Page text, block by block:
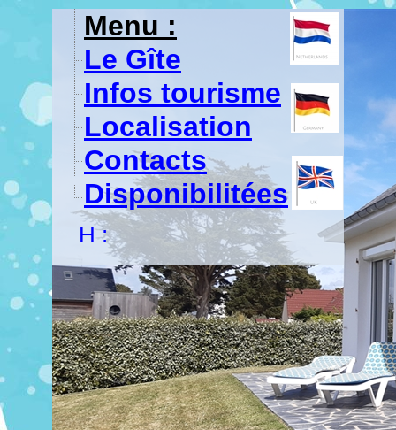
Menu :
Le Gîte
Infos tourisme
Localisation
Contacts
Disponibilitées
H :